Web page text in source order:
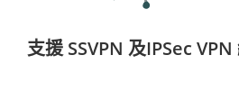
支援 SSVPN 及IPSec